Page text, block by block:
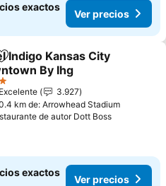
exactos
Ver precios
Agregar a favoritos
Indigo Kansas City
By Ihg
Excelente
3.927
km de: Arrowhead Stadium
de autor Dott BossVer
exactos
Ver precios